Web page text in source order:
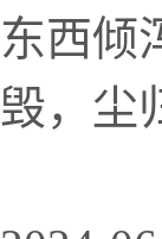
东西倾
毁，尘